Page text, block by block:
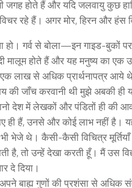
होते हैं और यदि जलवायु कुछ
रहे हैं। अगर मोर, हिरन और हंस
गर्व से बोला—इन गाइड-बुकों पर
मालूम होते हैं और यह मनुष्य का
लाख से अधिक प्रार्थनापत्र आये
की जाँच करवानी थी मुझे अबकी
देश में लेखकों और पंडितों ही की
ही हैं, उनसे और कोई लाभ नहीं
भेजे थे। कैसी-कैसी विचित्र
है, तो उन्हें देखा करती हूँ। मैं उस
दे दिया।
अपने बाह्य गुणों की प्रशंसा से